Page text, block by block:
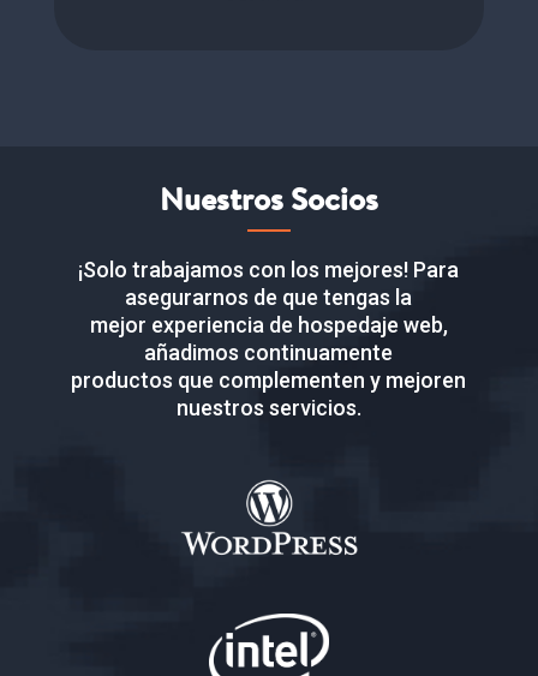
Nuestros Socios
¡Solo trabajamos con los mejores! Para
asegurarnos de que tengas la
mejor experiencia de hospedaje web,
añadimos continuamente
productos que complementen y mejoren
nuestros servicios.